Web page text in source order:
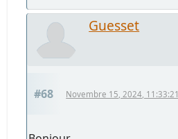
Guesset
#68 Novembre 15, 2024, 11:33:21